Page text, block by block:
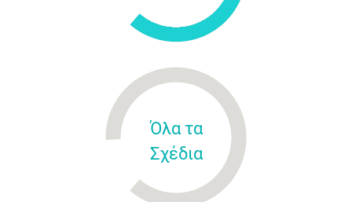
Όλα τα
Σχέδια